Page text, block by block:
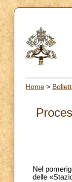
Home >
Nel
delle